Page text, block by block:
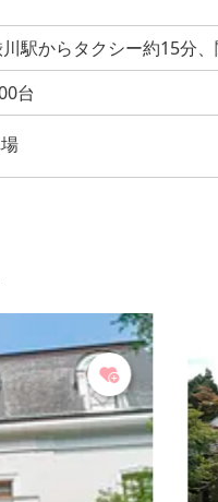
川駅からタクシー約15分
台